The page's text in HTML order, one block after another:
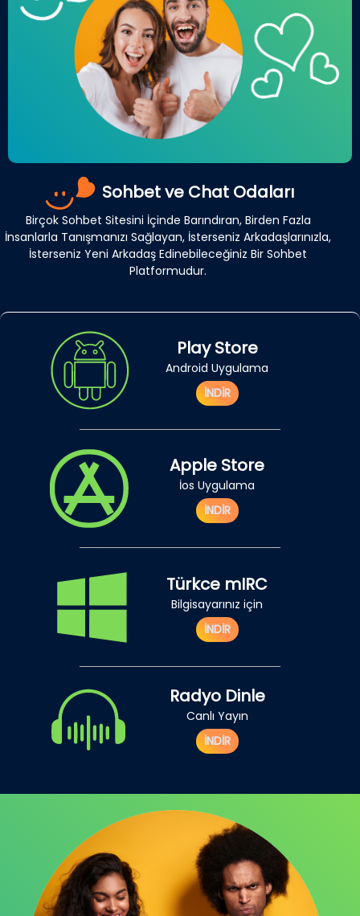
Sohbet ve Chat Odaları
Birçok Sohbet Sitesini İçinde Barındıran, Birden Fazla
İnsanlarla Tanışmanızı Sağlayan, İsterseniz Arkadaşlarınızla,
İsterseniz Yeni Arkadaş Edinebileceğiniz Bir Sohbet
Platformudur.
Play Store
Android Uygulama
İNDİR
Apple Store
İos Uygulama
İNDİR
Türkce mIRC
Bilgisayarınız için
İNDİR
Radyo Dinle
Canlı Yayın
İNDİR